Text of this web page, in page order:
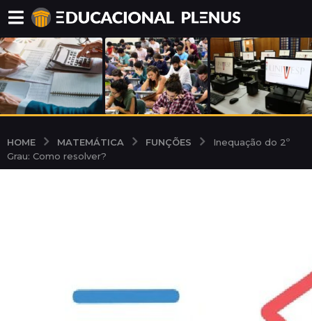
HOME MATEMÁTICA FUNÇÕES
Inequação do 2º
Grau: Como resolver?